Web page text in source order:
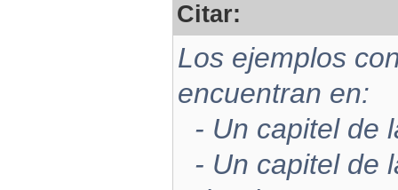
Citar:
Los ejemplos
encuentran en:
- Un capitel de
- Un capitel de